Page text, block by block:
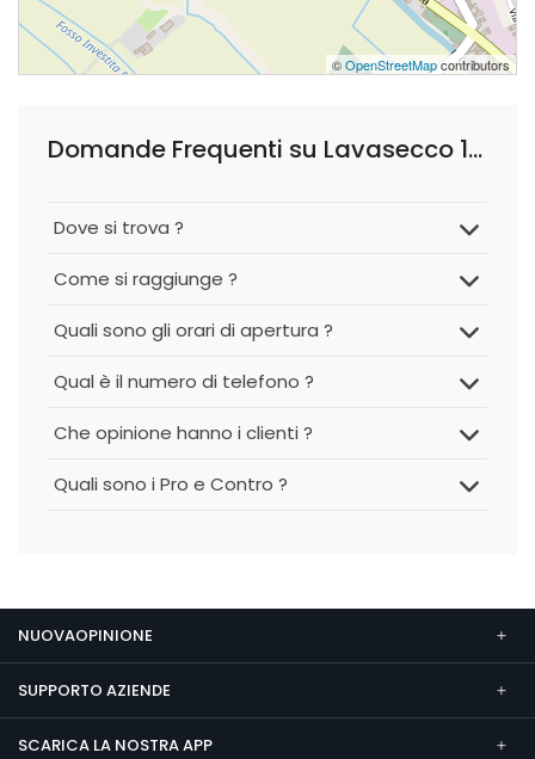
©OpenStreetMapcontributors
Domande Frequenti su Lavasecco 1A Clean di Mattiolo Sonia
Dove si trova ?
Come si raggiunge ?
Quali sono gli orari di apertura ?
Qual è il numero di telefono ?
Che opinione hanno i clienti ?
Quali sono i Pro e Contro ?
NUOVAOPINIONE
SUPPORTO AZIENDE
SCARICA LA NOSTRA APP